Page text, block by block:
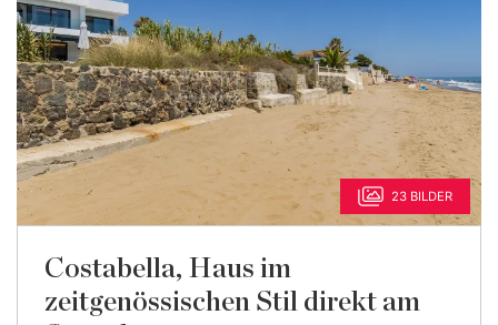
23 BILDER
Costabella, Haus im
zeitgenössischen Stil direkt am